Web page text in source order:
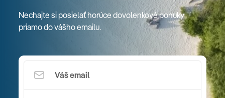
Nechajte si posielať horúce dovolenkové ponuky
priamo do vášho emailu.